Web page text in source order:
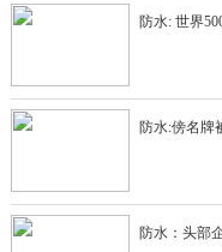
防水: 世界
防水:傍名牌
防水：头部